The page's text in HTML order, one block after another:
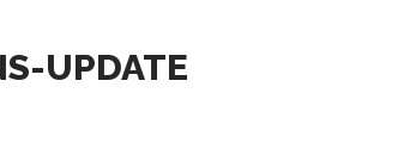
UPDATE